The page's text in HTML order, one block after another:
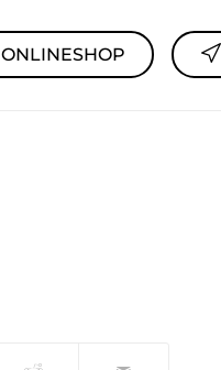
ONLINESHOP